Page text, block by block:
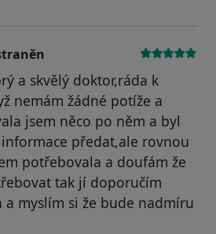
a skvělý doktor,ráda k
nemám žádné potíže a
jsem něco po něm a byl
předat,ale rovnou
potřebovala a doufám že
tak jí doporučím
a myslím si že bude nadmíru